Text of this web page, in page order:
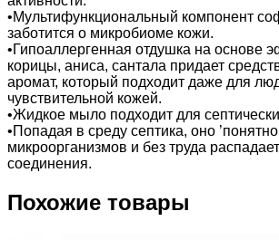
•Мультифункциональный компонент
заботится о микробиоме кожи.
•Гипоаллергенная отдушка на основе
корицы, аниса, сантала придает
аромат, который подходит даже для
чувствительной кожей.
•Жидкое мыло подходит для
•Попадая в среду септика, оно
микроорганизмов и без труда
соединения.
Похожие товары